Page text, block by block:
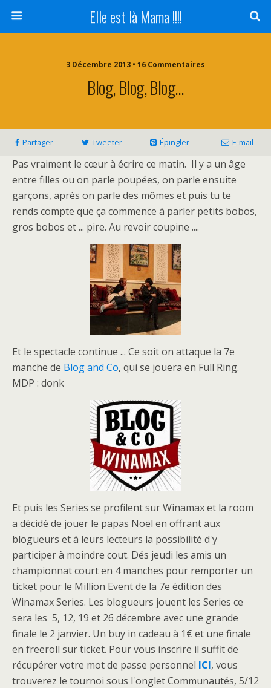
Elle est là Mama !!!!
3 Décembre 2013 • 16 Commentaires
Blog, Blog, Blog…
Partager Tweeter Épingler E-mail
Pas vraiment le cœur à écrire ce matin. Il y a un âge
entre filles ou on parle poupées, on parle ensuite
garçons, après on parle des mômes et puis tu te
rends compte que ça commence à parler petits bobos,
gros bobos et ... pire. Au revoir coupine ....
Et le spectacle continue ... Ce soit on attaque la 7e
manche de Blog and Co, qui se jouera en Full Ring.
MDP : donk
Et puis les Series se profilent sur Winamax et la room
a décidé de jouer le papas Noël en offrant aux
blogueurs et à leurs lecteurs la possibilité d'y
participer à moindre cout. Dés jeudi les amis un
championnat court en 4 manches pour remporter un
ticket pour le Million Event de la 7e édition des
Winamax Series. Les blogueurs jouent les Series ce
sera les 5, 12, 19 et 26 décembre avec une grande
finale le 2 janvier. Un buy in cadeau à 1€ et une finale
en freeroll sur ticket. Pour vous inscrire il suffit de
récupérer votre mot de passe personnel ICI, vous
trouverez le tournoi sous l'onglet Communautés, 5/12